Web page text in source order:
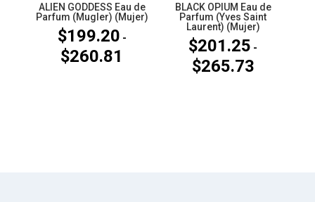
ALIEN GODDESS Eau de
Parfum (Mugler) (Mujer)
$199.20 -
$260.81
BLACK OPIUM Eau de
Parfum (Yves Saint
Laurent) (Mujer)
$201.25 -
$265.73Rango